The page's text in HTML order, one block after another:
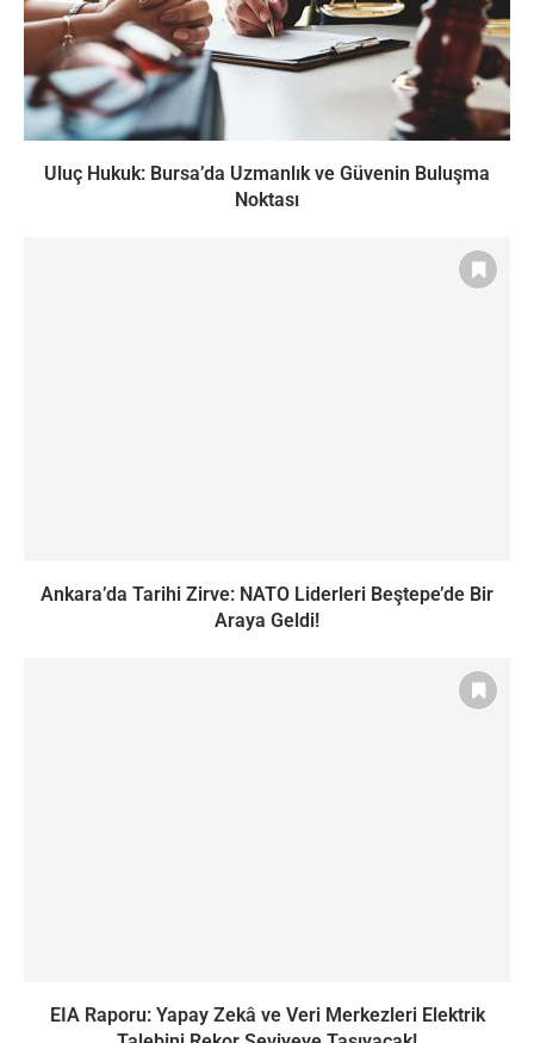
Uluç Hukuk: Bursa’da Uzmanlık ve Güvenin Buluşma
Noktası
Ankara’da Tarihi Zirve: NATO Liderleri Beştepe’de Bir
Araya Geldi!
EIA Raporu: Yapay Zekâ ve Veri Merkezleri Elektrik